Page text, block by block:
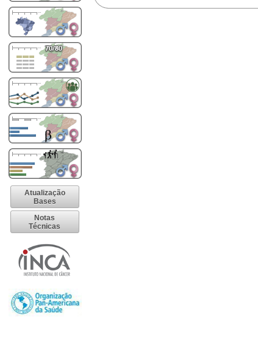
Atualização
Bases
Notas
Técnicas